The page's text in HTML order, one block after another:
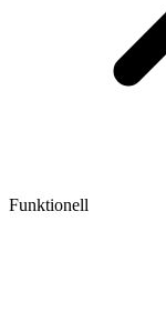
Funktionell